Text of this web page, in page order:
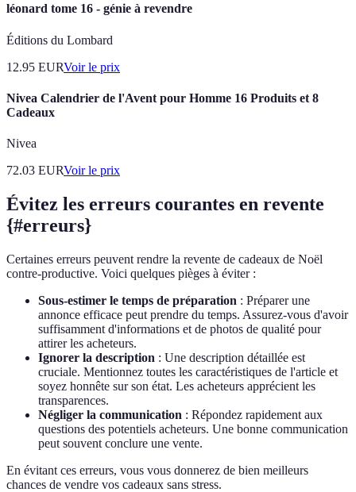
léonard tome 16 - génie à revendre
Éditions du Lombard
12.95 EURVoir le prix
Nivea Calendrier de l'Avent pour Homme 16 Produits et 8
Cadeaux
Nivea
72.03 EURVoir le prix
Évitez les erreurs courantes en revente
{#erreurs}
Certaines erreurs peuvent rendre la revente de cadeaux de Noël
contre-productive. Voici quelques pièges à éviter :
Sous-estimer le temps de préparation : Préparer une
annonce efficace peut prendre du temps. Assurez-vous d'avoir
suffisamment d'informations et de photos de qualité pour
attirer les acheteurs.
Ignorer la description : Une description détaillée est
cruciale. Mentionnez toutes les caractéristiques de l'article et
soyez honnête sur son état. Les acheteurs apprécient les
transparences.
Négliger la communication : Répondez rapidement aux
questions des potentiels acheteurs. Une bonne communication
peut souvent conclure une vente.
En évitant ces erreurs, vous vous donnerez de bien meilleurs
chances de vendre vos cadeaux sans stress.